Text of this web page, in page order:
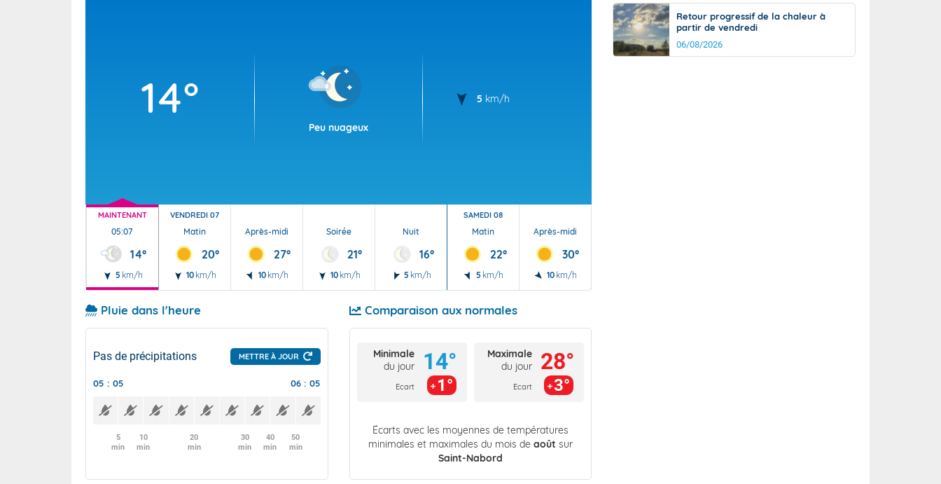
14°
Peu nuageux
5 km/h
MAINTENANT
05:07
14°
5 km/h
VENDREDI 07
Matin
20°
10 km/h
Après-midi
27°
10 km/h
Soirée
21°
10 km/h
Nuit
16°
5 km/h
SAMEDI 08
Matin
22°
5 km/h
Après-midi
30°
10 km/h
Pluie dans l'heure
Pas de précipitations METTRE À JOUR
05 : 05 06 : 05
5
min
10
min
20
min
30
min
40
min
50
min
Comparaison aux normales
Minimale
du jour
Ecart
14°
1°
Maximale
du jour
Ecart
28°
3°
Écarts avec les moyennes de températures
minimales et maximales du mois de août sur
Saint-Nabord
Retour progressif de la chaleur à
partir de vendredi
06/08/2026